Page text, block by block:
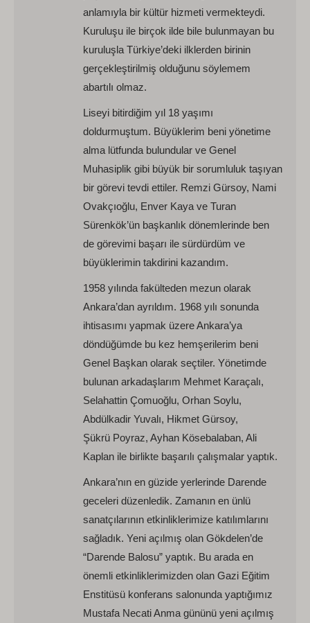
anlamıyla bir kültür hizmeti vermekteydi.
Kuruluşu ile birçok ilde bile bulunmayan bu
kuruluşla Türkiye’deki ilklerden birinin
gerçekleştirilmiş olduğunu söylemem
abartılı olmaz.
Liseyi bitirdiğim yıl 18 yaşımı
doldurmuştum. Büyüklerim beni yönetime
alma lütfunda bulundular ve Genel
Muhasiplik gibi büyük bir sorumluluk taşıyan
bir görevi tevdi ettiler. Remzi Gürsoy, Nami
Ovakçıoğlu, Enver Kaya ve Turan
Sürenkök’ün başkanlık dönemlerinde ben
de görevimi başarı ile sürdürdüm ve
büyüklerimin takdirini kazandım.
1958 yılında fakülteden mezun olarak
Ankara’dan ayrıldım. 1968 yılı sonunda
ihtisasımı yapmak üzere Ankara’ya
döndüğümde bu kez hemşerilerim beni
Genel Başkan olarak seçtiler. Yönetimde
bulunan arkadaşlarım Mehmet Karaçalı,
Selahattin Çomuoğlu, Orhan Soylu,
Abdülkadir Yuvalı, Hikmet Gürsoy,
Şükrü Poyraz, Ayhan Kösebalaban, Ali
Kaplan ile birlikte başarılı çalışmalar yaptık.
Ankara’nın en güzide yerlerinde Darende
geceleri düzenledik. Zamanın en ünlü
sanatçılarının etkinliklerimize katılımlarını
sağladık. Yeni açılmış olan Gökdelen’de
“Darende Balosu” yaptık. Bu arada en
önemli etkinliklerimizden olan Gazi Eğitim
Enstitüsü konferans salonunda yaptığımız
Mustafa Necati Anma gününü yeni açılmış